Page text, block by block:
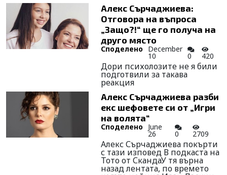
Алекс Сърчаджиева:
Отговора на въпроса
„Защо?!“ ще го получа на
друго място
Споделено December
10 0 420
Дори психолозите не я били
подготвили за такава
реакция
Алекс Сърчаджиева разби
екс шефовете си от „Игри
на волята“
Споделено June
26 0 2709
Алекс Сърчаджиева покърти
с тази изповед В подкаста на
Тото от СкандаУ тя върна
назад лентата, по времето